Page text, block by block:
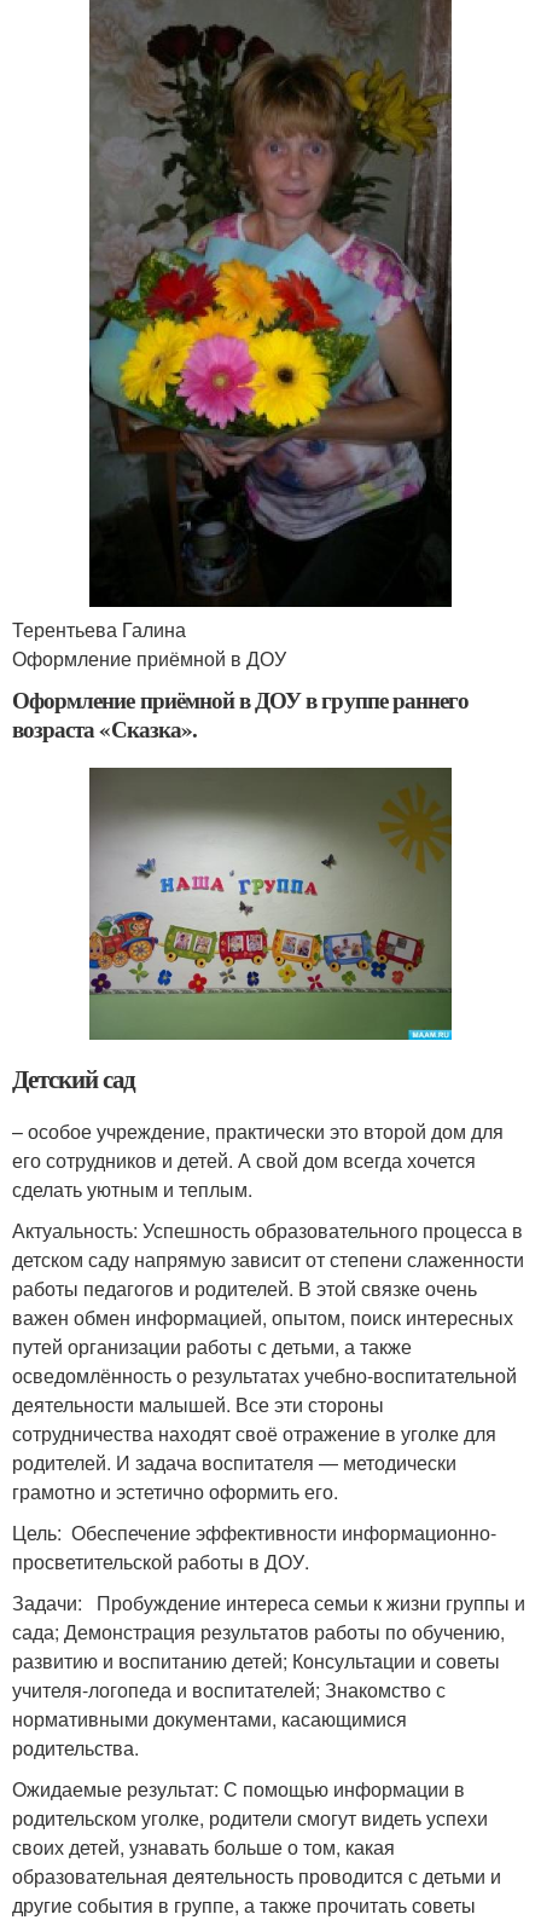
Терентьева Галина
Оформление приёмной в ДОУ
Оформление приёмной в ДОУ в группе раннего
возраста «Сказка».
Детский сад
– особое учреждение, практически это второй дом для
его сотрудников и детей. А свой дом всегда хочется
сделать уютным и теплым.
Актуальность: Успешность образовательного процесса в
детском саду напрямую зависит от степени слаженности
работы педагогов и родителей. В этой связке очень
важен обмен информацией, опытом, поиск интересных
путей организации работы с детьми, а также
осведомлённость о результатах учебно-воспитательной
деятельности малышей. Все эти стороны
сотрудничества находят своё отражение в уголке для
родителей. И задача воспитателя — методически
грамотно и эстетично оформить его.
Цель: Обеспечение эффективности информационно-
просветительской работы в ДОУ.
Задачи: Пробуждение интереса семьи к жизни группы и
сада; Демонстрация результатов работы по обучению,
развитию и воспитанию детей; Консультации и советы
учителя-логопеда и воспитателей; Знакомство с
нормативными документами, касающимися
родительства.
Ожидаемые результат: С помощью информации в
родительском уголке, родители смогут видеть успехи
своих детей, узнавать больше о том, какая
образовательная деятельность проводится с детьми и
другие события в группе, а также прочитать советы